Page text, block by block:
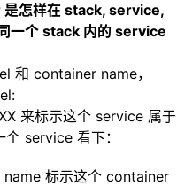
怎样在 stack, service,
一个 stack 内的 service
和 container name，
来标示这个 service 属于
service 看下：
标示这个 container